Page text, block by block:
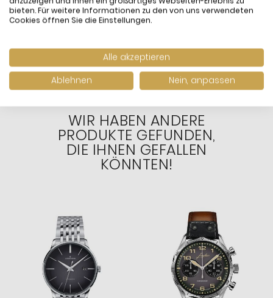
Analog Quarz Edelstahl-
Band EFV-100D-8AVUEF
99,90 €
Versandfertig: Sofort
Made Blau Analog Quarz
Leder-Armband
169,00 €
Versandfertig: Sofort
lieferbar
WIR HABEN ANDERE
PRODUKTE GEFUNDEN,
DIE IHNEN GEFALLEN
KÖNNTEN!
bieten. Für weitere Informationen zu den von uns verwendeten
Cookies öffnen Sie die Einstellungen.
Alle akzeptieren
Ablehnen
Nein, anpassen